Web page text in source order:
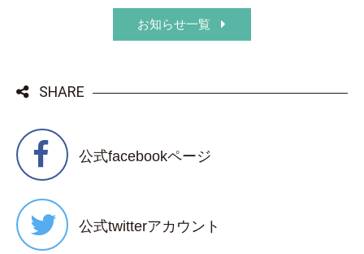
お知らせ一覧
SHARE
公式facebookページ
公式twitterアカウント